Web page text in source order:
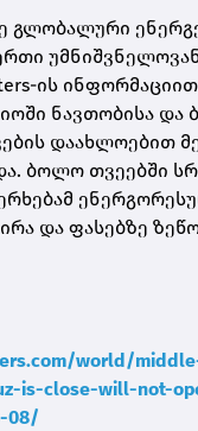
გლობალური
ის
ნავთობისა და
დაახლოებით
ბოლო თვეებში
და ფასებზე
world/
is-close-will-not-
08/